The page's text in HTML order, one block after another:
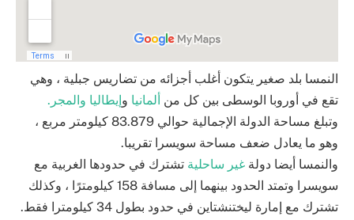
النمسا بلد صغير يتكون أغلب أجزائه من تضاريس جبلية ، وهي
تقع في أوروبا الوسطى بين كل من ألمانيا وإيطاليا والمجر.
وتبلغ مساحة الدولة الإجمالية حوالي 83.879 كيلومتر مربع ،
وهو ما يعادل ضعف مساحة سويسرا تقريبا.
والنمسا أيضا دولة غير ساحلية تشترك في حدودها الغربية مع
سويسرا وتمتد الحدود بينهما إلى مسافة 158 كيلومترًا ، وكذلك
تشترك مع إمارة ليختنشتاين في حدود بطول 34 كيلومترا فقط.